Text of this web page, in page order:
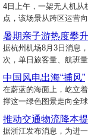
4日上午，一架无人机从
点，该场景从跨区运营
暑期亲子游热度攀
据杭州机场8月3日消息
次，单日旅客量、航
中国风电出海“捕风”
在蔚蓝的海面上，屹立
撑这一绿色图景走向全
推动交通物流降本
据浙江发布消息，为进